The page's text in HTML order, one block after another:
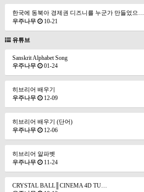
한국에 동북아 경제권 디즈니를 누군가 만들었으…
우주나무
10-21
유튜브
Sanskrit Alphabet Song
우주나무
01-24
히브리어 배우기
우주나무
12-09
히브리어 배우기 (단어)
우주나무
12-06
히브리어 알파벳
우주나무
11-24
CRYSTAL BALL║CINEMA 4D TU…